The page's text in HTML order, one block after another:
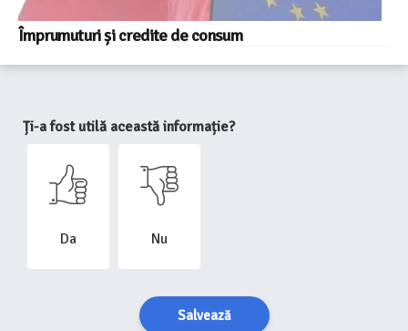
Împrumuturi și credite de consum
Ți-a fost utilă această informație?
Da Nu
Salvează